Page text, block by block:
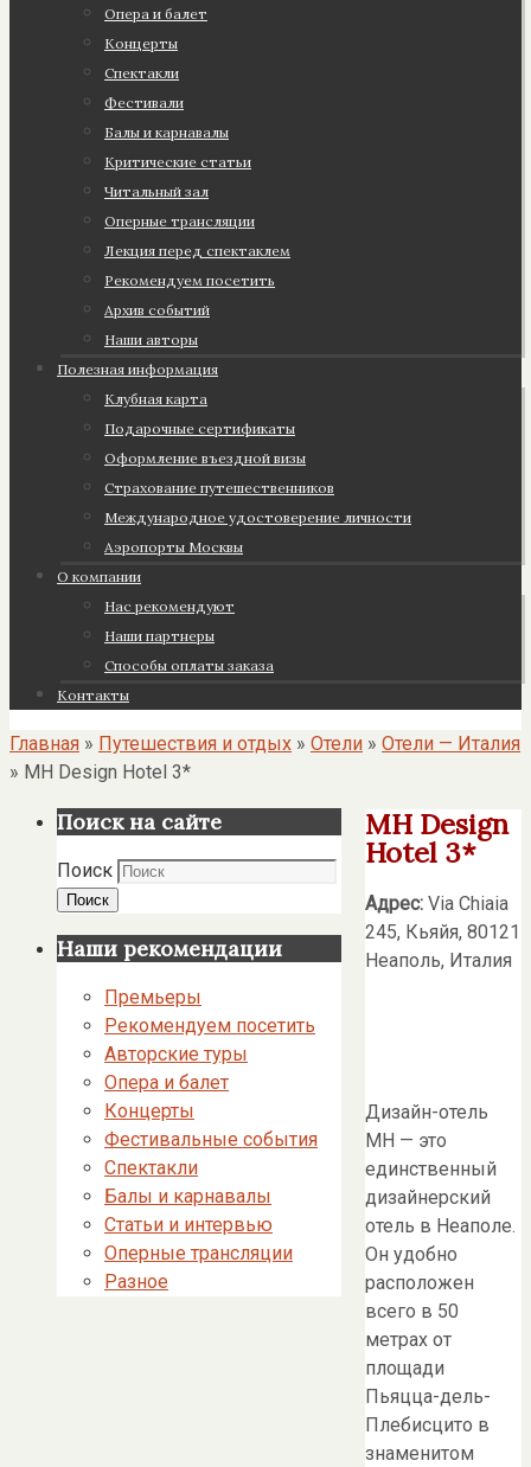
Опера и балет
Концерты
Спектакли
Фестивали
Балы и карнавалы
Критические статьи
Читальный зал
Оперные трансляции
Лекция перед спектаклем
Рекомендуем посетить
Архив событий
Наши авторы
Полезная информация
Клубная карта
Подарочные сертификаты
Оформление въездной визы
Страхование путешественников
Международное удостоверение личности
Аэропорты Москвы
О компании
Нас рекомендуют
Наши партнеры
Cпособы оплаты заказа
Контакты
Главная » Путешествия и отдых » Отели » Отели — Италия
» MH Design Hotel 3*
MH Design
Hotel 3*
Адрес: Via Chiaia
245, Кьяйя, 80121
Неаполь, Италия
Дизайн-отель
MH — это
единственный
дизайнерский
отель в Неаполе.
Он удобно
расположен
всего в 50
метрах от
площади
Пьяцца-дель-
Плебисцито в
знаменитом
Поиск на сайте
Поиск
Поиск
Наши рекомендации
Премьеры
Рекомендуем посетить
Авторские туры
Опера и балет
Концерты
Фестивальные события
Спектакли
Балы и карнавалы
Статьи и интервью
Оперные трансляции
Разное